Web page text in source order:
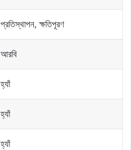
প্রতিস্থাপন, ক্ষতিপূরণ
আরবি
হ্যাঁ
হ্যাঁ
হ্যাঁ